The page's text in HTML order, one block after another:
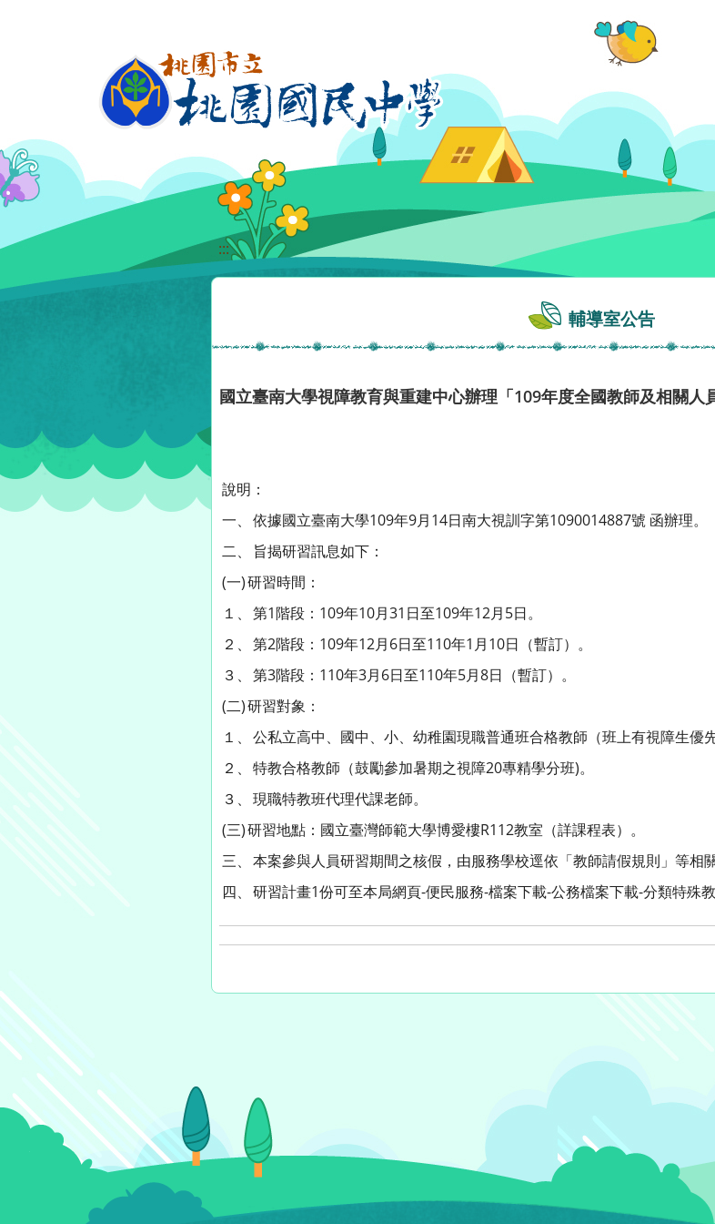
:::
輔導室公告
國立臺南大學視障教育與重建中心辦理「109年度全國教師及相關人
說明：
一、 依據國立臺南大學109年9月14日南大視訓字第1090014887號 函辦理。
二、
旨揭研習訊息如下：
(一)研習時間：
１、 第1階段：109年10月31日至109年12月5日。
２、 第2階段：109年12月6日至110年1月10日（暫訂）。
３、 第3階段：110年3月6日至110年5月8日（暫訂）。
(二)研習對象：
１、 公私立高中、國中、小、幼稚園現職普通班合格教師（班上有視障生優先
２、 特教合格教師（鼓勵參加暑期之視障20專精學分班)。
３、 現職特教班代理代課老師。
(三)研習地點：國立臺灣師範大學博愛樓R112教室（詳課程表）。
三、 本案參與人員研習期間之核假，由服務學校逕依「教師請假規則」等相
四、 研習計畫1份可至本局網頁-便民服務-檔案下載-公務檔案下載-分類特殊教